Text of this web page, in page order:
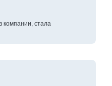
компании, стала